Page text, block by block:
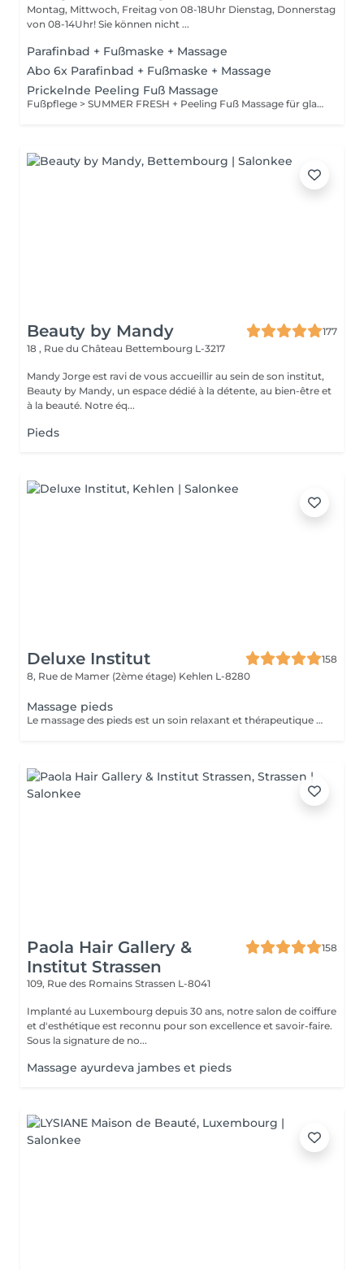
Montag, Mittwoch, Freitag von 08-18Uhr Dienstag, Donnerstag
von 08-14Uhr! Sie können nicht ...
Parafinbad + Fußmaske + Massage
Abo 6x Parafinbad + Fußmaske + Massage
Prickelnde Peeling Fuß Massage
Fußpflege > SUMMER FRESH + Peeling Fuß Massage für glatte , gesunde Füße + Kräuter-Entspannungs-Fußbad + Fußpflege > Pedicure medicale + normales Lackieren der Fußnägel dazu auf Wunsch ein Glas Sekt zur Entspannung!
Beauty by Mandy
177
18 , Rue du Château Bettembourg L-3217
Mandy Jorge est ravi de vous accueillir au sein de son institut,
Beauty by Mandy, un espace dédié à la détente, au bien-être et
à la beauté. Notre éq...
Pieds
Deluxe Institut
158
8, Rue de Mamer (2ème étage) Kehlen L-8280
Massage pieds
Le massage des pieds est un soin relaxant et thérapeutique qui apporte de nombreux bienfaits tant pour le corps que pour l'esprit. En stimulant des points spécifiques sur les pieds, il aide à réduire les tensions et améliore la circulation sanguine.
Paola Hair Gallery &
Institut Strassen
158
109, Rue des Romains Strassen L-8041
Implanté au Luxembourg depuis 30 ans, notre salon de coiffure
et d'esthétique est reconnu pour son excellence et savoir-faire.
Sous la signature de no...
Massage ayurdeva jambes et pieds